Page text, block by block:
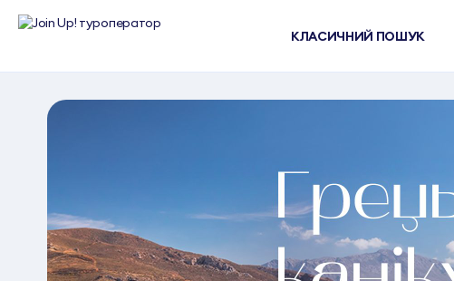
КЛАСИЧНИЙ ПОШУК